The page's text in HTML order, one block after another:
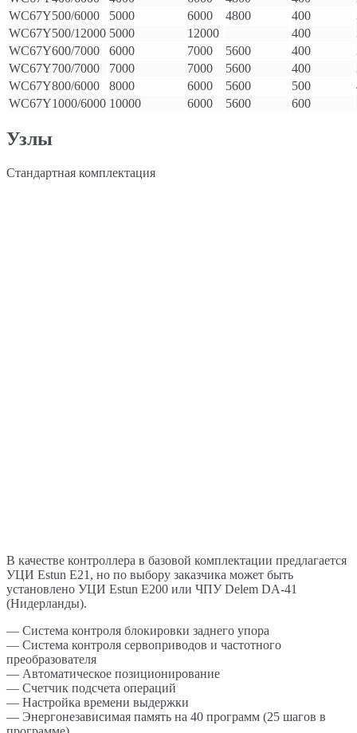
WC67Y500/6000
5000 6000 4800 400
WC67Y500/12000 5000 12000 400
WC67Y600/7000
6000 7000 5600 400
WC67Y700/7000
7000 7000 5600 400
WC67Y800/6000
8000 6000 5600 500
WC67Y1000/6000 10000 6000 5600 600
Узлы
Стандартная комплектация
В качестве контроллера в базовой комплектации предлагается
УЦИ Estun E21, но по выбору заказчика может быть
установлено УЦИ Estun E200 или ЧПУ Delem DA-41
(Нидерланды).
— Система контроля блокировки заднего упора
— Система контроля сервоприводов и частотного
преобразователя
— Автоматическое позиционирование
— Счетчик подсчета операций
— Настройка времени выдержки
— Энергонезависимая память на 40 программ (25 шагов в